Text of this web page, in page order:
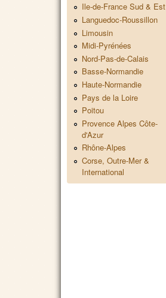
Ile-de-France Sud & Est
Languedoc-Roussillon
Limousin
Midi-Pyrénées
Nord-Pas-de-Calais
Basse-Normandie
Haute-Normandie
Pays de la Loire
Poitou
Provence Alpes Côte-
d'Azur
Rhône-Alpes
Corse, Outre-Mer &
International